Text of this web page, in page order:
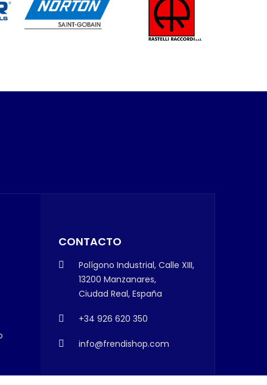
CONTACTO
Polígono Industrial, Calle XIII,
13200 Manzanares,
Ciudad Real, España
+34 926 620 350
info@frendishop.com